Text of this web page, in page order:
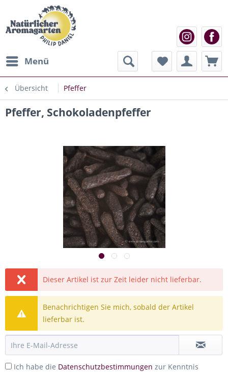
Menü
Übersicht Pfeffer
Pfeffer, Schokoladenpfeffer
Dieser Artikel ist zur Zeit leider nicht lieferbar.
Benachrichtigen Sie mich, sobald der Artikel
lieferbar ist.
Ich habe die Datenschutzbestimmungen zur Kenntnis